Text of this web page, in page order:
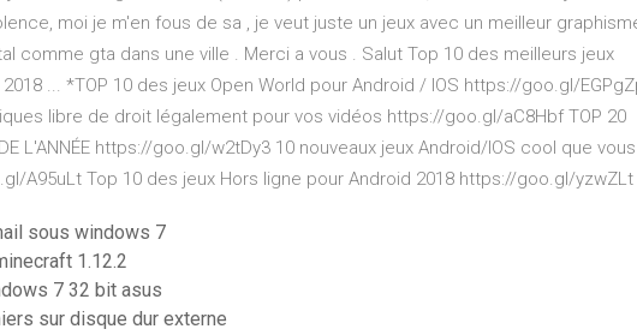
moi je m'en fous de sa , je veut juste un jeux avec un meilleur
comme gta dans une ville . Merci a vous . Salut Top 10 des meilleurs jeux
... *TOP 10 des jeux Open World pour Android / IOS https://goo.gl/
libre de droit légalement pour vos vidéos https://goo.gl/aC8Hbf TOP 20
DE L'ANNÉE https://goo.gl/w2tDy3 10 nouveaux jeux Android/IOS cool que vous
A95uLt Top 10 des jeux Hors ligne pour Android 2018 https://goo.gl/yzwZLt
sous windows 7
1.12.2
7 32 bit asus
sur disque dur externe